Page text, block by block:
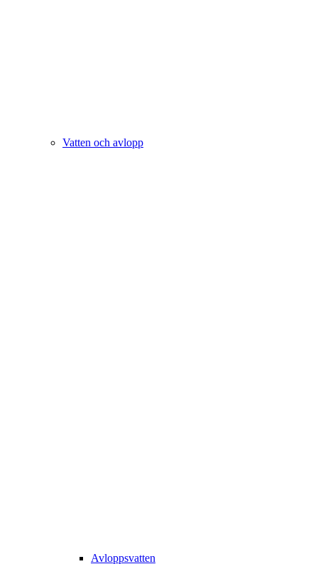
Vatten och avlopp
Avloppsvatten